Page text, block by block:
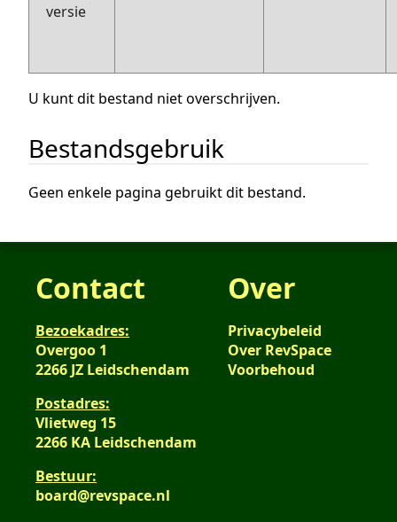
versie
U kunt dit bestand niet overschrijven.
Bestandsgebruik
Geen enkele pagina gebruikt dit bestand.
Contact
Bezoekadres:
Overgoo 1
2266 JZ Leidschendam
Postadres:
Vlietweg 15
2266 KA Leidschendam
Bestuur:
board@revspace.nl
Over
Privacybeleid
Over RevSpace
Voorbehoud